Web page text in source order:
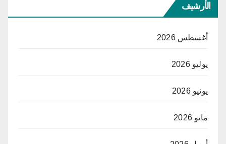
الأرشيف
أغسطس 2026
يوليو 2026
يونيو 2026
مايو 2026